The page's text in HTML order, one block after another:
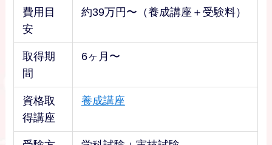
費用目
安
約39万円〜（養成講座＋受験料）
取得期
間
6ヶ月〜
資格取
得講座
養成講座